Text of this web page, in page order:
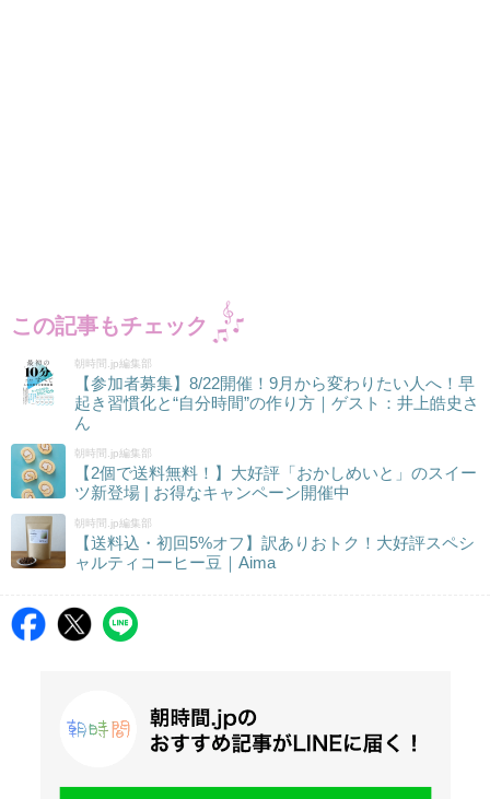
この記事もチェック
朝時間.jp編集部
【参加者募集】8/22開催！9月から変わりたい人へ！早
起き習慣化と“自分時間”の作り方｜ゲスト：井上皓史さ
ん
朝時間.jp編集部
【2個で送料無料！】大好評「おかしめいと」のスイー
ツ新登場 | お得なキャンペーン開催中
朝時間.jp編集部
【送料込・初回5%オフ】訳ありおトク！大好評スペシ
ャルティコーヒー豆｜Aima